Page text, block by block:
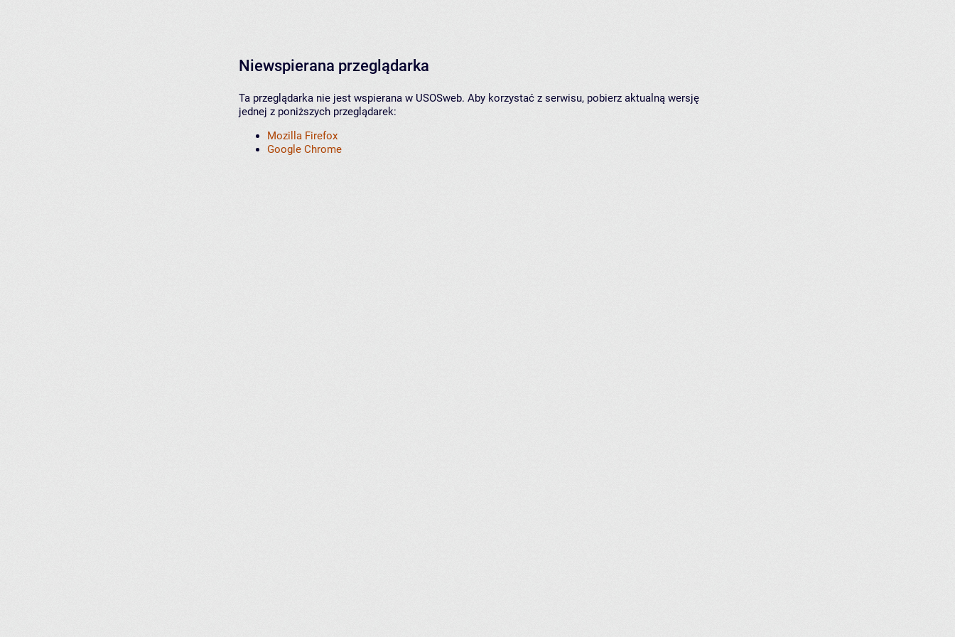
Niewspierana przeglądarka
Ta przeglądarka nie jest wspierana w USOSweb. Aby korzystać z serwisu, pobierz aktualną wersję
jednej z poniższych przeglądarek:
Mozilla Firefox
Google Chrome